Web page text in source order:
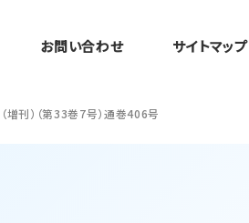
お問い合わせ サイトマップ
刊）（第33巻7号）通巻406号